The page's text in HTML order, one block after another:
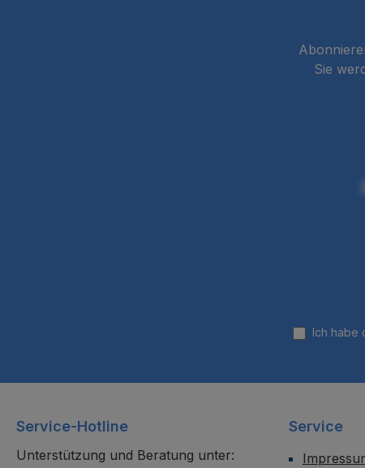
Sie
Ich habe
Service-Hotline
Unterstützung und Beratung unter:
Service